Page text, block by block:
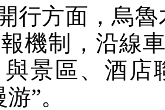
行方面，烏
機制，沿線
景區、酒店
”。